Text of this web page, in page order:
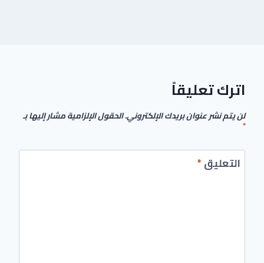
اترك تعليقاً
لن يتم نشر عنوان بريدك الإلكتروني.الحقول الإلزامية مشار إليها بـ
*
التعليق*